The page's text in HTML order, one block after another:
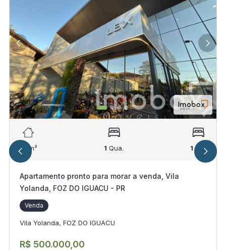
59 m² 1 Qua. 1Suí.
Apartamento pronto para morar a venda, Vila
Yolanda, FOZ DO IGUACU - PR
Venda
Vila Yolanda, FOZ DO IGUACU
R$ 500.000,00